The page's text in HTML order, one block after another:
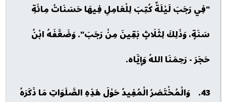
"فِي رَجَبَ لَيْلَةٌ كُتِبَ لِلْعَامِلِ فِيهَا حَسَنَاتُ مِائَةِ
سَنَةٍ، وَذَلِكَ لِثَلَاثٍ بَقِينَ مِنْ رَجَبَ". وَضَعَّفَهُ ابْنُ
حَجَرَ - رَحِمَنَا اللهُ وَإِيَّاه.
43. وَالْمُخْتَصَرُ الْمُفِيدُ حَوْلَ هَذِهِ الصَّلَوَاتِ مَا ذَكَرَهُ